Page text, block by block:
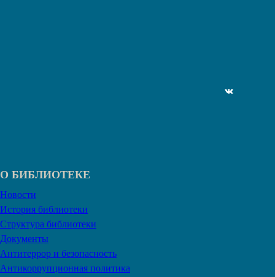
ВКонтакте
О БИБЛИОТЕКЕ
Новости
История библиотеки
Структура библиотеки
Документы
Антитеррор и безопасность
Антикоррупционная политика